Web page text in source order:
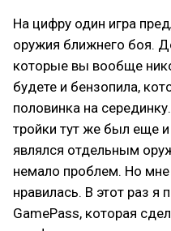
На цифру один игра
оружия ближнего боя.
которые вы вообще
будете и бензопила,
половинка на
тройки тут же был еще
являлся отдельным
немало проблем. Но мне
нравилась. В этот раз я
GamePass, которая